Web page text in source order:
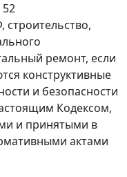
52
строительство,
ремонт, если
конструктивные
и безопасности
Кодексом,
и принятыми в
актами